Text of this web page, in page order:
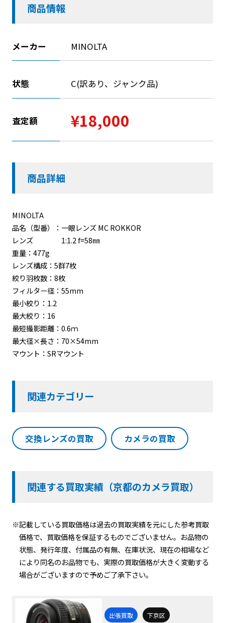
商品情報
メーカー MINOLTA
状態 C(訳あり、ジャンク品)
査定額 ¥18,000
商品詳細
MINOLTA
品名（型番）：一眼レンズ MC ROKKOR
レンズ 1:1.2 f=58㎜
重量：477g
レンズ構成：5群7枚
絞り羽枚数：8枚
フィルター径：55mm
最小絞り：1.2
最大絞り：16
最短撮影距離：0.6ｍ
最大径×長さ：70×54mm
マウント：SRマウント
関連カテゴリー
交換レンズの買取 カメラの買取
関連する買取実績（京都のカメラ買取）
※記載している買取価格は過去の買取実績を元にした参考買取
価格で、買取価格を保証するものでございません。お品物の
状態、発行年度、付属品の有無、在庫状況、現在の相場など
により同名のお品物でも、実際の買取価格が大きく変動する
場合がございますので予めご了承下さい。
出張買取 下京区